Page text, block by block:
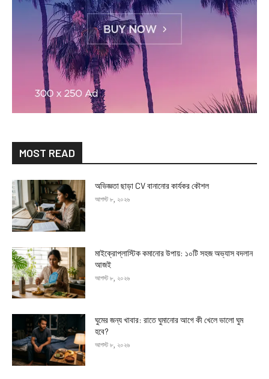
MOST READ
অভিজ্ঞতা ছাড়া CV বানানোর কার্যকর কৌশল
আগস্ট ৮, ২০২৬
মাইক্রোপ্লাস্টিক কমানোর উপায়: ১০টি সহজ অভ্যাস বদলান
আজই
আগস্ট ৮, ২০২৬
ঘুমের জন্য খাবার: রাতে ঘুমানোর আগে কী খেলে ভালো ঘুম
হবে?
আগস্ট ৮, ২০২৬